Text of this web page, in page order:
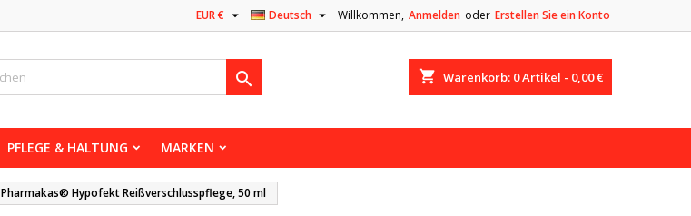
Willkommen, Anmelden oder Erstellen Sie ein Konto
Deutsch 
EUR € 
shopping_cart Warenkorb: 0Artikel - 0,00 €

PFLEGE & HALTUNG MARKEN
Pharmakas® Hypofekt Reißverschlusspflege, 50 ml